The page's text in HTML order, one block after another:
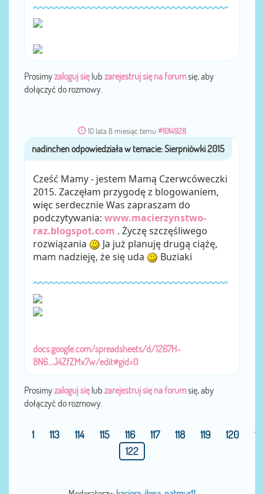
Prosimyzaloguj sięlub zarejestruj się na forumsię, aby
dołączyć do rozmowy.
10 lata 8 miesiąc temu #1014928
przeznadinchen
Cześć Mamy - jestem Mamą Czerwcóweczki
2015. Zaczęłam przygodę z blogowaniem,
więc serdecznie Was zapraszam do
podczytywania: www.macierzynstwo-
raz.blogspot.com . Życzę szczęśliwego
rozwiązania
Ja już planuję drugą ciążę,
mam nadzieję, że się uda
Buziaki
docs.google.com/spreadsheets/d/1267H-
8N6...J4ZfZMx7w/edit#gid=0
Prosimyzaloguj sięlub zarejestruj się na forumsię, aby
dołączyć do rozmowy.
1 113 114 115 116 117 118 119 120
121
122